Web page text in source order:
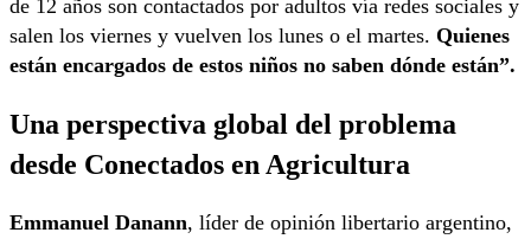
de 12 años son contactados por adultos vía redes sociales y
salen los viernes y vuelven los lunes o el martes. Quienes
están encargados de estos niños no saben dónde están”.
Una perspectiva global del problema
desde Conectados en Agricultura
Emmanuel Danann, líder de opinión libertario argentino,